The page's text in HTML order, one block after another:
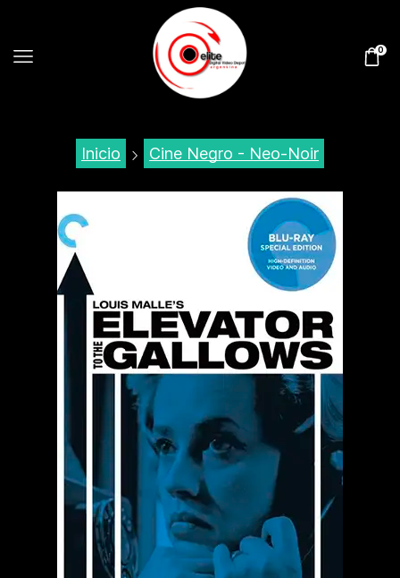
0
Inicio Cine Negro - Neo-Noir